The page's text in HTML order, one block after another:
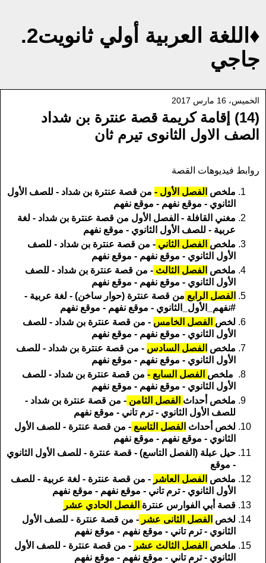
♦اللغة العربية أولي ثانويت2.
جاجي
الخميس، 16 مارس 2017
(14) إقامة كريمة قصة عنترة بن شداد
الصف الاول الثانوى تيرم ثان
روابط فيديوهات القصة
ملخص الفصل الأول - من قصة عنترة بن شداد - للصف الأول
الثانوي - موقع نفهم - موقع نفهم
مغني القافلة - الفصل الأول من قصة عنترة بن شداد - لغة
عربية - للصف الأول الثانوي - موقع نفهم
ملخص الفصل الثاني - من قصة عنترة بن شداد - للصف
الأول الثانوي - موقع نفهم - موقع نفهم
ملخص الفصل الثالث - من قصة عنترة بن شداد - للصف
الأول الثانوي - موقع نفهم - موقع نفهم
الفصل الرابع من قصة عنترة (حوار ساخن) - لغة عربية -
#نفهم_الأول_الثانوي - موقع نفهم - موقع نفهم
لخص الفصل الخامس - من قصة عنترة بن شداد - للصف
الأول الثانوي - موقع نفهم - موقع نفهم
ملخص الفصل السادس - من قصة عنترة بن شداد - للصف
الأول الثانوي - موقع نفهم - موقع نفهم
ملخص الفصل السابع - من قصة عنترة بن شداد - للصف
الأول الثانوي - موقع نفهم - موقع نفهم
ملخص أحداث الفصل الثامن - من قصة عنترة بن شداد -
للصف الأول الثانوي - ترم تاني - موقع نفهم
لخص أحداث الفصل التاسع - من قصة عنترة - للصف الأول
الثانوي - موقع نفهم - موقع نفهم
حيل عبلة (الفصل التاسع) - قصة عنترة - للصف الأول الثانوي
- موقع
ملخص الفصل العاشر - من قصة عنترة - لغة عربية - للصف
الأول الثانوي - ترم تاني - موقع نفهم - موقع نفهم
قصة أبي الفوارس عنترة الفصل الحادي عشر
لخص الفصل الثانى عشر - من قصة عنترة - للصف الأول
الثانوي - ترم تاني - موقع نفهم - موقع نفهم
ملخص الفصل الثالث عشر - من قصة عنترة - للصف الأول
الثانوي - ترم تاني - موقع نفهم - موقع نفهم